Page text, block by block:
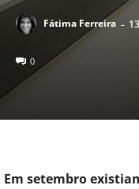
Fátima Ferreira -
0
Em setembro